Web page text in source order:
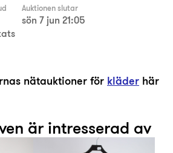
Auktionen slutar
sön 7 jun 21:05
nätauktioner för kläder här
är intresserad av